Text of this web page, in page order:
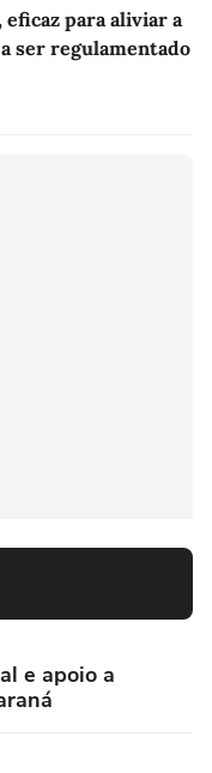
eficaz para aliviar a
ser regulamentado
e apoio a